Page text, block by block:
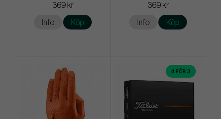
369 kr
Info Köp
369 kr
Info Köp
4 FÖR 3